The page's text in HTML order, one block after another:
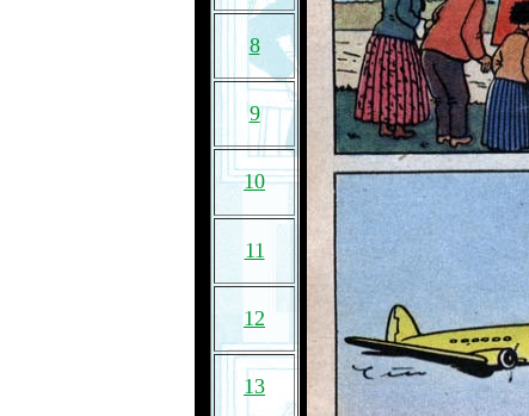
8
9
10
11
12
13